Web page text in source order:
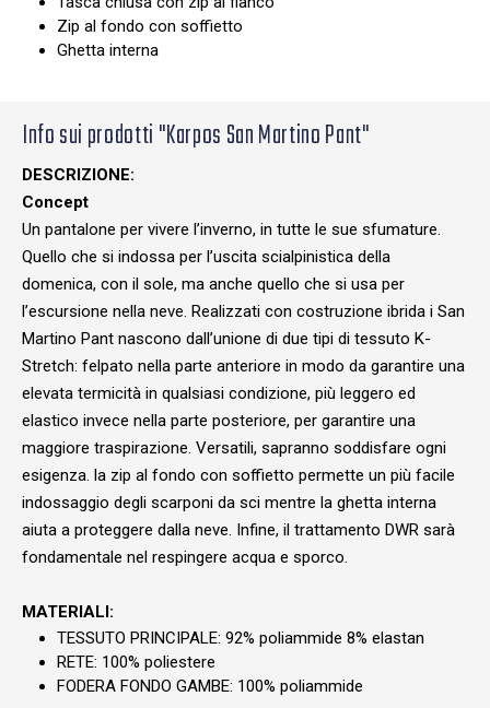
Zip al fondo con soffietto
Ghetta interna
Info sui prodotti "Karpos San Martino Pant"
DESCRIZIONE:
Concept
Un pantalone per vivere l’inverno, in tutte le sue sfumature.
Quello che si indossa per l’uscita scialpinistica della
domenica, con il sole, ma anche quello che si usa per
l’escursione nella neve. Realizzati con costruzione ibrida i San
Martino Pant nascono dall’unione di due tipi di tessuto K-
Stretch: felpato nella parte anteriore in modo da garantire una
elevata termicità in qualsiasi condizione, più leggero ed
elastico invece nella parte posteriore, per garantire una
maggiore traspirazione. Versatili, sapranno soddisfare ogni
esigenza. la zip al fondo con soffietto permette un più facile
indossaggio degli scarponi da sci mentre la ghetta interna
aiuta a proteggere dalla neve. Infine, il trattamento DWR sarà
fondamentale nel respingere acqua e sporco.
MATERIALI:
TESSUTO PRINCIPALE: 92% poliammide 8% elastan
RETE: 100% poliestere
FODERA FONDO GAMBE: 100% poliammide